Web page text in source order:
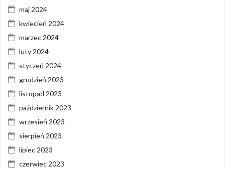
maj 2024
kwiecień 2024
marzec 2024
luty 2024
styczeń 2024
grudzień 2023
listopad 2023
październik 2023
wrzesień 2023
sierpień 2023
lipiec 2023
czerwiec 2023